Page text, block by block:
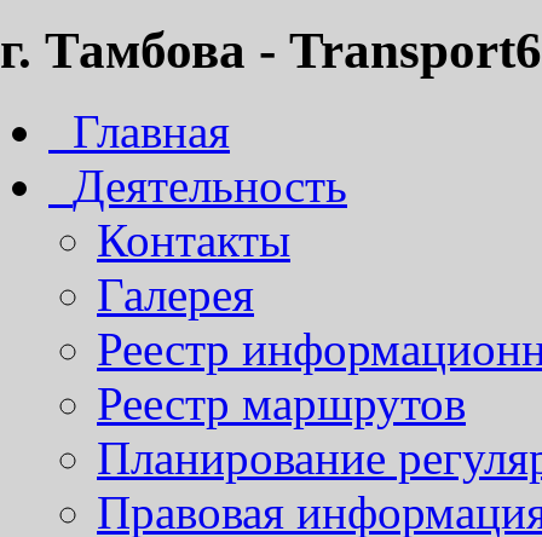
г. Тамбова -
Главная
Деятельность
Контакты
Галерея
Реестр
Реестр маршрутов
Планирование
Правовая